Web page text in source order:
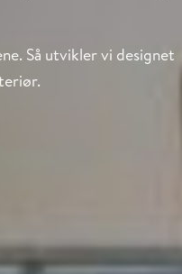
Så utvikler vi designet